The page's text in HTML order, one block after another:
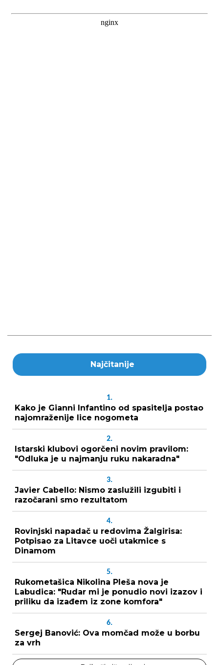
Najčitanije
1.
Kako je Gianni Infantino od spasitelja postao
najomraženije lice nogometa
2.
Istarski klubovi ogorčeni novim pravilom:
"Odluka je u najmanju ruku nakaradna"
3.
Javier Cabello: Nismo zaslužili izgubiti i
razočarani smo rezultatom
4.
Rovinjski napadač u redovima Žalgirisa:
Potpisao za Litavce uoči utakmice s
Dinamom
5.
Rukometašica Nikolina Pleša nova je
Labudica: "Rudar mi je ponudio novi izazov i
priliku da izađem iz zone komfora"
6.
Sergej Banović: Ova momčad može u borbu
za vrh